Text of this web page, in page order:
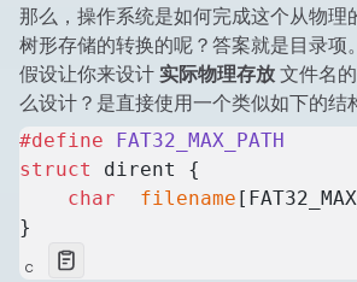
那么，操作系统是如何完成这个从物理
树形存储的转换的呢？答案就是目录项。
假设让你来设计 实际物理存放 文件名
么设计？是直接使用一个类似如下的结
#define FAT32_MAX_PATH
struct
dirent {
    char
  filename
}
c